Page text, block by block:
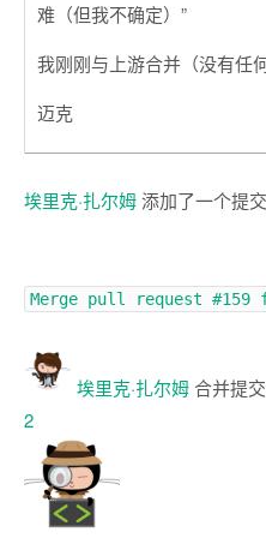
难（但我不确定）”
我刚刚与上游合并（没有任
迈克
埃里克·扎尔姆添加了一个提
Merge pull request #159
埃里克·扎尔姆 合并提交
2